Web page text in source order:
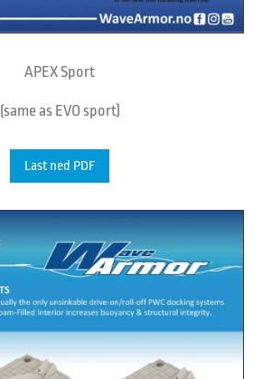
APEX Sport
(same as EVO sport)
Last ned PDF